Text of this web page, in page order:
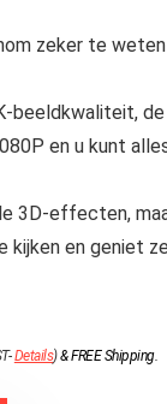
zeker te weten
beeldkwaliteit, de
en u kunt
3D-effecten,
kijken en geniet
Details)&FREE Shipping.